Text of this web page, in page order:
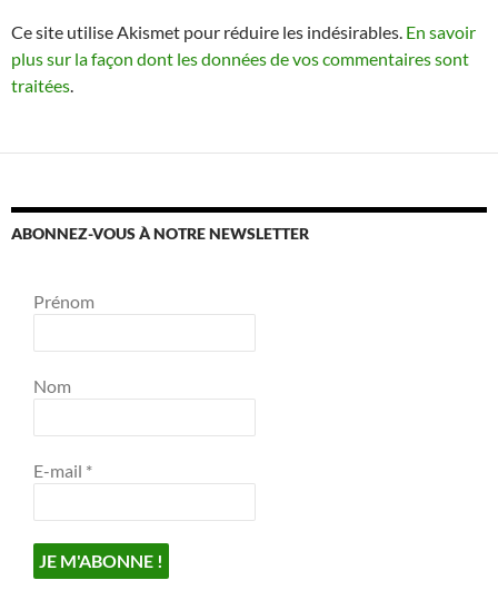
Ce site utilise Akismet pour réduire les indésirables. En savoir
plus sur la façon dont les données de vos commentaires sont
traitées.
ABONNEZ-VOUS À NOTRE NEWSLETTER
Prénom
Nom
E-mail *